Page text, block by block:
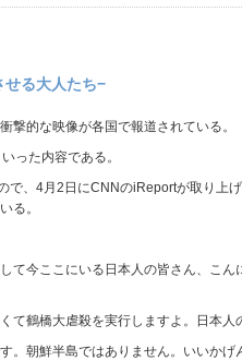
せる大人たち−
撃的な映像が各国で報道されている。
った内容である。
で、4月2日にCNNのiReportが取り上
る。
て今ここにいる日本人の皆さん、
て鶴橋大虐殺を実行しますよ。日本
。朝鮮半島ではありません。いいかげ